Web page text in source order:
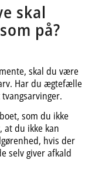
skal
på?
skal du være
Har du ægtefælle
som du ikke
at du ikke kan
hvis der
selv giver afkald